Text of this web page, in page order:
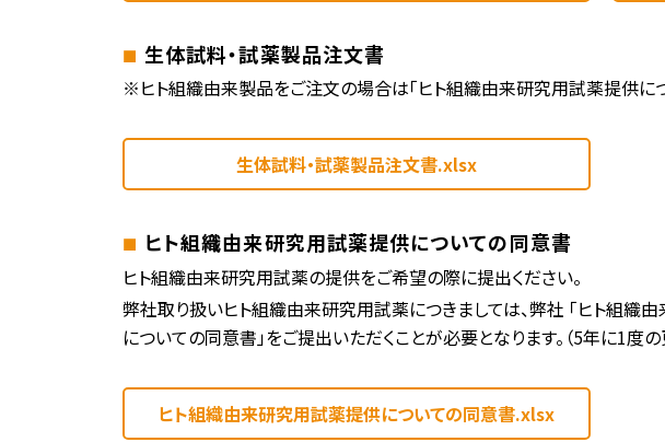
生体試料・試薬製品注文書
※ヒト組織由来製品をご注文の場合は「ヒト組織由来研究用試薬提供に
生体試料・試薬製品注文書.xlsx
ヒト組織由来研究用試薬提供についての同意書
ヒト組織由来研究用試薬の提供をご希望の際に提出ください。
弊社取り扱いヒト組織由来研究用試薬につきましては、弊社 「ヒト組織
についての同意書」をご提出いただくことが必要となります。（5年に1度の
ヒト組織由来研究用試薬提供についての同意書.xlsx